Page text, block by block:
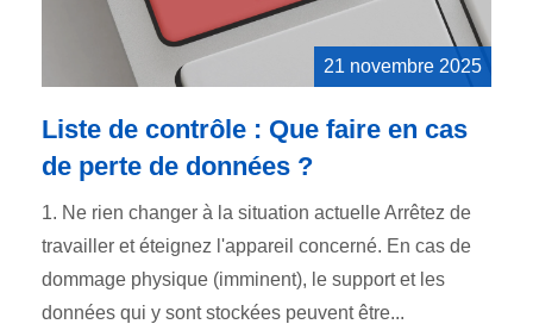
21 novembre 2025
Liste de contrôle : Que faire en cas
de perte de données ?
1. Ne rien changer à la situation actuelle Arrêtez de
travailler et éteignez l'appareil concerné. En cas de
dommage physique (imminent), le support et les
données qui y sont stockées peuvent être...